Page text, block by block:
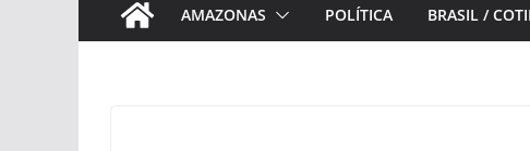
AMAZONAS POLÍTICA BRASIL /